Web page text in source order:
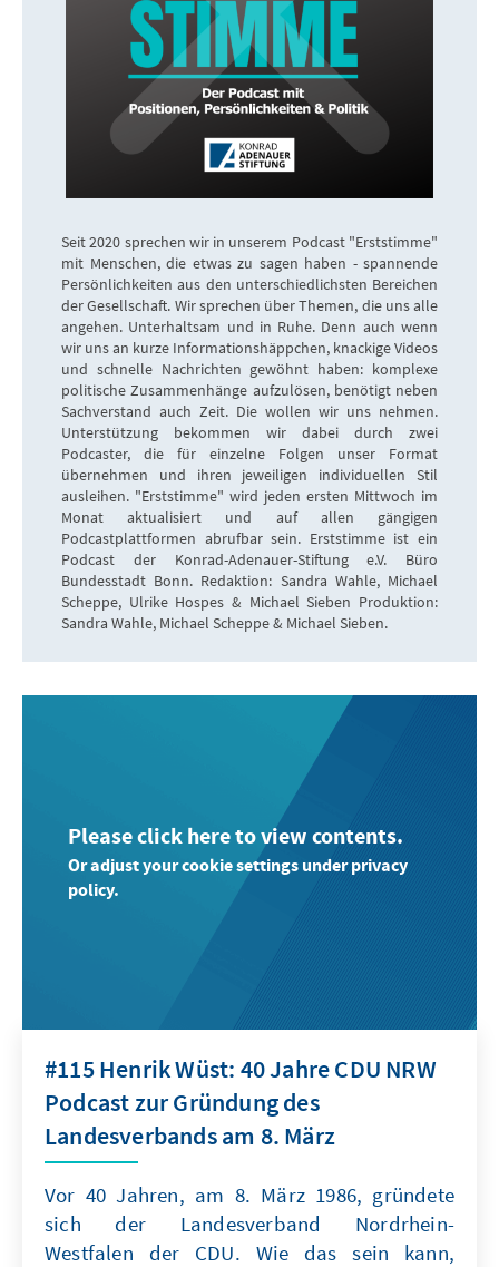
Seit 2020 sprechen wir in unserem Podcast "Erststimme"
mit Menschen, die etwas zu sagen haben - spannende
Persönlichkeiten aus den unterschiedlichsten Bereichen
der Gesellschaft. Wir sprechen über Themen, die uns alle
angehen. Unterhaltsam und in Ruhe. Denn auch wenn
wir uns an kurze Informationshäppchen, knackige Videos
und schnelle Nachrichten gewöhnt haben: komplexe
politische Zusammenhänge aufzulösen, benötigt neben
Sachverstand auch Zeit. Die wollen wir uns nehmen.
Unterstützung bekommen wir dabei durch zwei
Podcaster, die für einzelne Folgen unser Format
übernehmen und ihren jeweiligen individuellen Stil
ausleihen. "Erststimme" wird jeden ersten Mittwoch im
Monat aktualisiert und auf allen gängigen
Podcastplattformen abrufbar sein. Erststimme ist ein
Podcast der Konrad-Adenauer-Stiftung e.V. Büro
Bundesstadt Bonn. Redaktion: Sandra Wahle, Michael
Scheppe, Ulrike Hospes & Michael Sieben Produktion:
Sandra Wahle, Michael Scheppe & Michael Sieben.
Please click here to view contents.
Or adjust your cookie settings under privacy
policy.
#115 Henrik Wüst: 40 Jahre CDU NRW
Podcast zur Gründung des
Landesverbands am 8. März
Vor 40 Jahren, am 8. März 1986, gründete
sich der Landesverband Nordrhein-
Westfalen der CDU. Wie das sein kann,